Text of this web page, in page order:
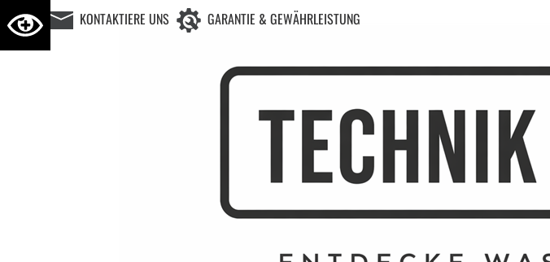
KONTAKTIERE UNS GARANTIE & GEWÄHRLEISTUNG